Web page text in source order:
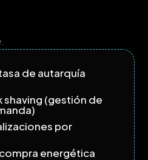
de autarquía
shaving (gestión de
por
energética